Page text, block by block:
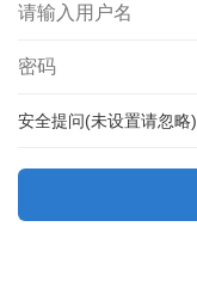
安全提问(未设置请忽略)